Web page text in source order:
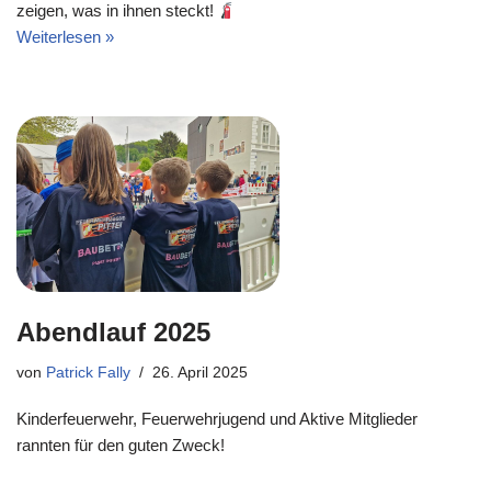
zeigen, was in ihnen steckt!
Weiterlesen »
Abendlauf 2025
von Patrick Fally 26. April 2025
Kinderfeuerwehr, Feuerwehrjugend und Aktive Mitglieder
rannten für den guten Zweck!